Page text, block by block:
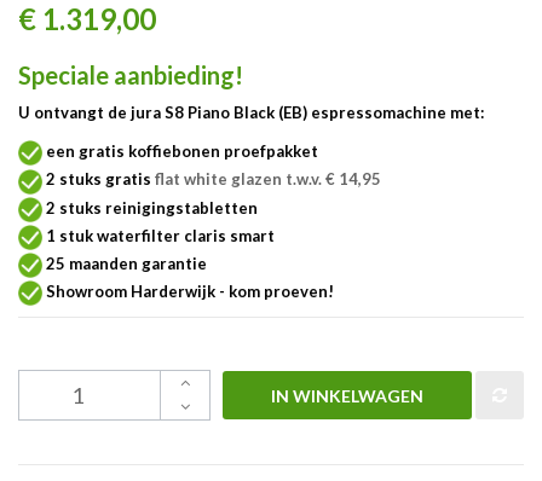
€ 1.319,00
Speciale aanbieding!
U ontvangt de jura S8 Piano Black (EB) espressomachine met:
een gratis koffiebonen proefpakket
2 stuks gratis flat white glazen t.w.v. € 14,95
2 stuks reinigingstabletten
1 stuk waterfilter claris smart
25 maanden garantie
Showroom Harderwijk - kom proeven!
IN WINKELWAGEN